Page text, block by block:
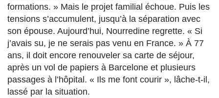
formations. » Mais le projet familial échoue. Puis les
tensions s’accumulent, jusqu’à la séparation avec
son épouse. Aujourd’hui, Nourredine regrette. « Si
j’avais su, je ne serais pas venu en France. » À 77
ans, il doit encore renouveler sa carte de séjour,
après un vol de papiers à Barcelone et plusieurs
passages à l’hôpital. « Ils me font courir », lâche-t-il,
lassé par la situation.